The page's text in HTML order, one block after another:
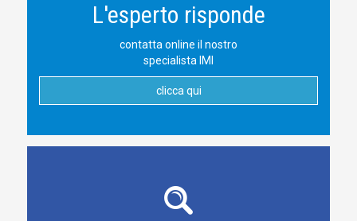
L'esperto risponde
contatta online il nostro
specialista IMI
clicca qui